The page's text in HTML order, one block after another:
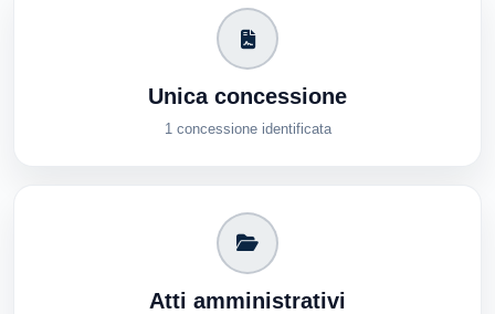
Unica concessione
1 concessione identificata
Atti amministrativi